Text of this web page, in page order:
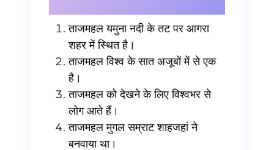
ताजमहल यमुना नदी के तट पर आगरा
शहर में स्थित है।
ताजमहल विश्व के सात अजूबों में से एक
है।
ताजमहल को देखने के लिए विश्वभर से
लोग आते हैं।
ताजमहल मुगल सम्राट शाहजहां ने
बनवाया था।